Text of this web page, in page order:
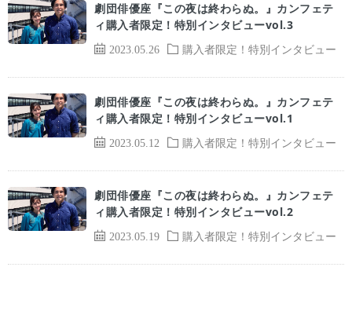
2023.05.26 購入者限定！特別インタビュー
劇団俳優座『この夜は終わらぬ。』カンフェテ
ィ購入者限定！特別インタビューvol.3
2023.05.12 購入者限定！特別インタビュー
劇団俳優座『この夜は終わらぬ。』カンフェテ
ィ購入者限定！特別インタビューvol.1
2023.05.19 購入者限定！特別インタビュー
劇団俳優座『この夜は終わらぬ。』カンフェテ
ィ購入者限定！特別インタビューvol.2